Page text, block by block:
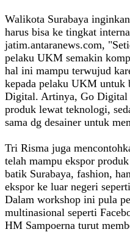
Walikota Surabaya
harus bisa ke tingkat
jatim.antaranews.com,
pelaku UKM semakin
hal ini mampu terwujud
kepada pelaku UKM untuk
Digital. Artinya, Go Digital
produk lewat teknologi,
sama dg desainer untuk
Tri Risma juga
telah mampu ekspor
batik Surabaya, fashion,
ekspor ke luar negeri
Dalam workshop ini pula
multinasional seperti
HM Sampoerna turut